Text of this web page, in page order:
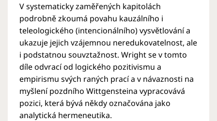
V systematicky zaměřených kapitolách
podrobně zkoumá povahu kauzálního i
teleologického (intencionálního) vysvětlování a
ukazuje jejich vzájemnou neredukovatelnost, ale
i podstatnou souvztažnost. Wright se v tomto
díle odvrací od logického pozitivismu a
empirismu svých raných prací a v návaznosti na
myšlení pozdního Wittgensteina vypracovává
pozici, která bývá někdy označována jako
analytická hermeneutika.